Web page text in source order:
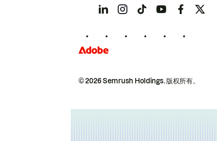
© 2026 Semrush Holdings.版权所有。